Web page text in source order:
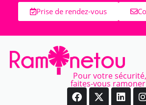
Prise de rendez-vous
Pour votre sécurité,
faites-vous